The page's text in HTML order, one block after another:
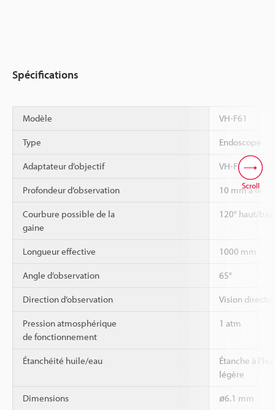
Spécifications
Modèle VH-F61
Type Endoscope
Adaptateur d’objectif VH-F
Profondeur d’observation 10 mm à ∞
Courbure possible de la
gaine
120° haut/bas
Longueur effective 1000 mm
Angle d’observation 65°
Direction d’observation Vision directe
Pression atmosphérique
de fonctionnement
1 atm
Étanchéité huile/eau
Étanche à
légère
Dimensions ø6.1 mm
Scroll